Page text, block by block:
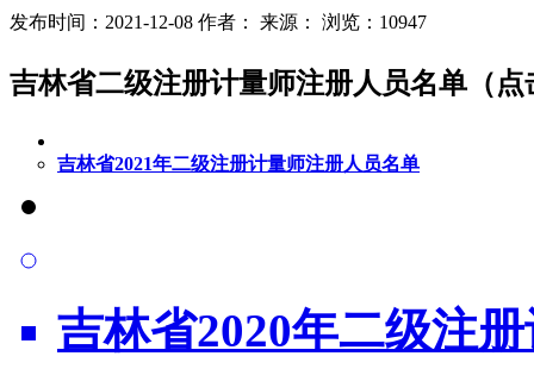
发布时间：2021-12-08 作者： 来源： 浏览：10947
吉林省二级注册计量师注册人员名单（点
吉林省2021年二级注册计量师注册人员名单
吉林省2020年二级注